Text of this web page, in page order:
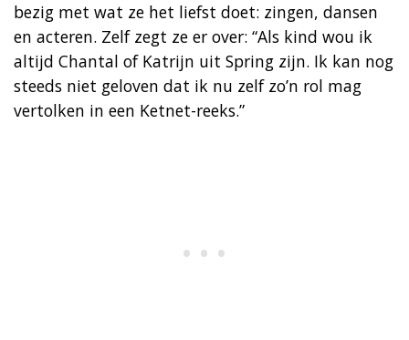
bezig met wat ze het liefst doet: zingen, dansen
en acteren. Zelf zegt ze er over: “Als kind wou ik
altijd Chantal of Katrijn uit Spring zijn. Ik kan nog
steeds niet geloven dat ik nu zelf zo’n rol mag
vertolken in een Ketnet-reeks.”